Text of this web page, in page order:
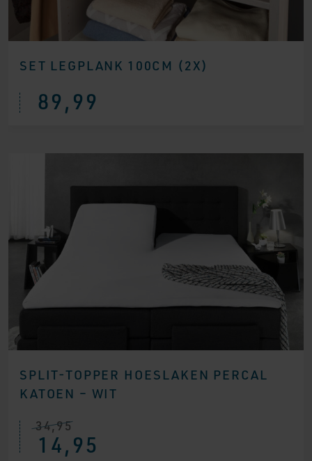
SET LEGPLANK 100CM (2X)
89,99
SPLIT-TOPPER HOESLAKEN PERCAL
KATOEN – WIT
34,95
14,95